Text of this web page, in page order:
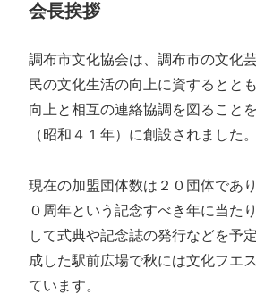
会長挨拶
調布市文化協会は、調布市の文化
民の文化生活の向上に資するとと
向上と相互の連絡協調を図ること
（昭和４１年）に創設されました。
現在の加盟団体数は２０団体であ
０周年という記念すべき年に当た
して式典や記念誌の発行などを予
成した駅前広場で秋には文化フエ
ています。